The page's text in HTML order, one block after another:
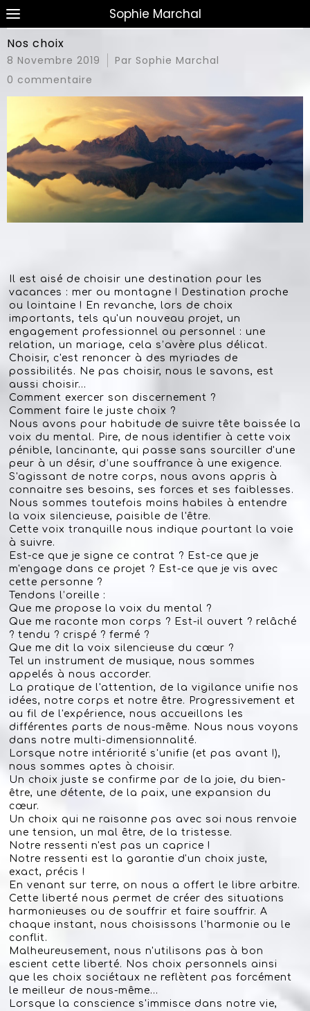
Sophie Marchal
Nos choix
8 Novembre 2019
Par Sophie Marchal
0 commentaire
Il est aisé de choisir une destination pour les
vacances : mer ou montagne ! Destination proche
ou lointaine ! En revanche, lors de choix
importants, tels qu'un nouveau projet, un
engagement professionnel ou personnel : une
relation, un mariage, cela s’avère plus délicat.
Choisir, c'est renoncer à des myriades de
possibilités. Ne pas choisir, nous le savons, est
aussi choisir...
Comment exercer son discernement ?
Comment faire le juste choix ?
Nous avons pour habitude de suivre tête baissée la
voix du mental. Pire, de nous identifier à cette voix
pénible, lancinante, qui passe sans sourciller d'une
peur à un désir, d’une souffrance à une exigence.
S'agissant de notre corps, nous avons appris à
connaitre ses besoins, ses forces et ses faiblesses.
Nous sommes toutefois moins habiles à entendre
la voix silencieuse, paisible de l'être.
Cette voix tranquille nous indique pourtant la voie
à suivre.
Est-ce que je signe ce contrat ? Est-ce que je
m'engage dans ce projet ? Est-ce que je vis avec
cette personne ?
Tendons l’oreille :
Que me propose la voix du mental ?
Que me raconte mon corps ? Est-il ouvert ? relâché
? tendu ? crispé ? fermé ?
Que me dit la voix silencieuse du cœur ?
Tel un instrument de musique, nous sommes
appelés à nous accorder.
La pratique de l'attention, de la vigilance unifie nos
idées, notre corps et notre être. Progressivement et
au fil de l'expérience, nous accueillons les
différentes parts de nous-même. Nous nous voyons
dans notre multi-dimensionnalité.
Lorsque notre intériorité s'unifie (et pas avant !),
nous sommes aptes à choisir.
Un choix juste se confirme par de la joie, du bien-
être, une détente, de la paix, une expansion du
cœur.
Un choix qui ne raisonne pas avec soi nous renvoie
une tension, un mal être, de la tristesse.
Notre ressenti n'est pas un caprice !
Notre ressenti est la garantie d'un choix juste,
exact, précis !
En venant sur terre, on nous a offert le libre arbitre.
Cette liberté nous permet de créer des situations
harmonieuses ou de souffrir et faire souffrir. A
chaque instant, nous choisissons l'harmonie ou le
conflit.
Malheureusement, nous n'utilisons pas à bon
escient cette liberté. Nos choix personnels ainsi
que les choix sociétaux ne reflètent pas forcément
le meilleur de nous-même...
Lorsque la conscience s'immisce dans notre vie,